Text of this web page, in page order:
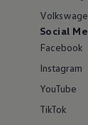
Social
Facebook
Instagram
YouTube
TikTok